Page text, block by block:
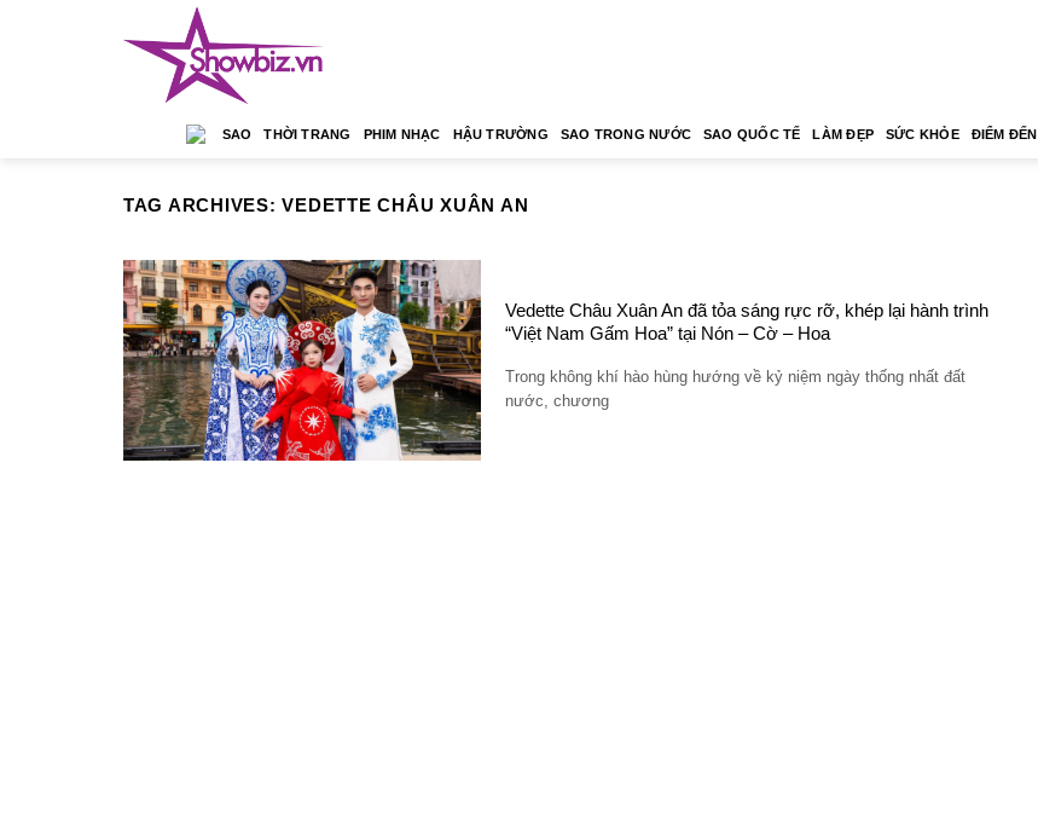
SAO THỜI TRANG PHIM NHẠC HẬU TRƯỜNG SAO TRONG NƯỚC SAO QUỐC TẾ LÀM ĐẸP SỨC KHỎE ĐIỂM ĐẾN
TAG ARCHIVES:VEDETTE CHÂU XUÂN AN
Vedette Châu Xuân An đã tỏa sáng rực rỡ, khép lại hành trình
“Việt Nam Gấm Hoa” tại Nón – Cờ – Hoa
Trong không khí hào hùng hướng về kỷ niệm ngày thống nhất đất
nước, chương